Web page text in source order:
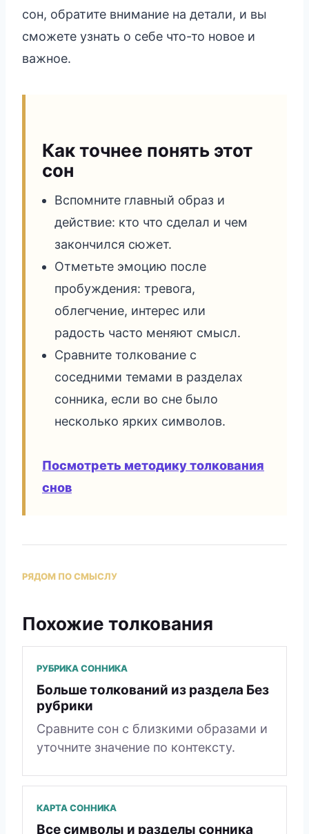
сон, обратите внимание на детали, и вы
сможете узнать о себе что-то новое и
важное.
Как точнее понять этот
сон
Вспомните главный образ и
действие: кто что сделал и чем
закончился сюжет.
Отметьте эмоцию после
пробуждения: тревога,
облегчение, интерес или
радость часто меняют смысл.
Сравните толкование с
соседними темами в разделах
сонника, если во сне было
несколько ярких символов.
Посмотреть методику толкования
снов
РЯДОМ ПО СМЫСЛУ
Похожие толкования
РУБРИКА СОННИКА
Больше толкований из раздела Без
рубрики
Сравните сон с близкими образами и
уточните значение по контексту.
КАРТА СОННИКА
Все символы и разделы сонника